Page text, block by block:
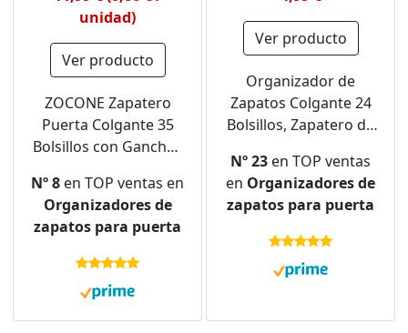
unidad)
Ver producto
ZOCONE Zapatero
Puerta Colgante 35
Bolsillos con Ganchos
Colgante Organizador
Zapatos Puerta
Armarios Ahorra
Espacio Zapatero
Organizer para
Zapatos Toallas Ropa
Nº 8 en TOP ventas en
Organizadores de
zapatos para puerta
Ver producto
Organizador de
Zapatos Colgante 24
Bolsillos, Zapatero de
Bolsillo Impermeable y
3 Metal Ganchos,
Almacenamiento para
Colgar en
Puerta para Cocina
Nº 23 en TOP ventas
en Organizadores de
zapatos para puerta